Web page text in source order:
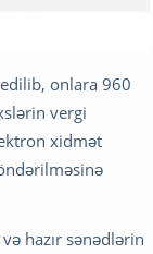
onlara 960
vergi
xidmət
hazır sənədlərin